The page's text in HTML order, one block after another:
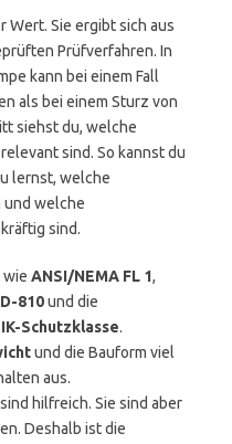
Sie ergibt sich aus
Prüfverfahren. In
kann bei einem Fall
als bei einem Sturz von
siehst du, welche
sind. So kannst du
lernst, welche
und welche
sind.
wie ANSI/NEMA FL 1,
810und die
IK-Schutzklasse.
und die Bauform viel
aus.
hilfreich. Sie sind aber
Deshalb ist die